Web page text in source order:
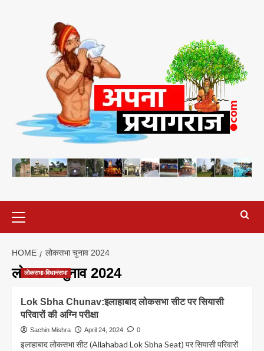
Menu
HOME लोकसभा चुनाव 2024
लोकसभा चुनाव 2024
लोकसभा-विधानसभा
Lok Sbha Chunav:इलाहाबाद लोकसभा सीट पर सियासी
परिवारों की अग्नि परीक्षा
Sachin Mishra April 24, 2024 0
इलाहाबाद लोकसभा सीट (Allahabad Lok Sbha Seat) पर सियासी परिवारों